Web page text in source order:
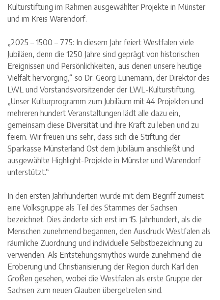
Kulturstiftung im Rahmen ausgewählter Projekte in Münster
und im Kreis Warendorf.
„2025 – 1500 – 775: In diesem Jahr feiert Westfalen viele
Jubiläen, denn die 1250 Jahre sind geprägt von historischen
Ereignissen und Persönlichkeiten, aus denen unsere heutige
Vielfalt hervorging,“ so Dr. Georg Lunemann, der Direktor des
LWL und Vorstandsvorsitzender der LWL-Kulturstiftung.
„Unser Kulturprogramm zum Jubiläum mit 44 Projekten und
mehreren hundert Veranstaltungen lädt alle dazu ein,
gemeinsam diese Diversität und ihre Kraft zu leben und zu
feiern. Wir freuen uns sehr, dass sich die Stiftung der
Sparkasse Münsterland Ost dem Jubiläum anschließt und
ausgewählte Highlight-Projekte in Münster und Warendorf
unterstützt.“
In den ersten Jahrhunderten wurde mit dem Begriff zumeist
eine Volksgruppe als Teil des Stammes der Sachsen
bezeichnet. Dies änderte sich erst im 15. Jahrhundert, als die
Menschen zunehmend begannen, den Ausdruck Westfalen als
räumliche Zuordnung und individuelle Selbstbezeichnung zu
verwenden. Als Entstehungsmythos wurde zunehmend die
Eroberung und Christianisierung der Region durch Karl den
Großen gesehen, wobei die Westfalen als erste Gruppe der
Sachsen zum neuen Glauben übergetreten sind.